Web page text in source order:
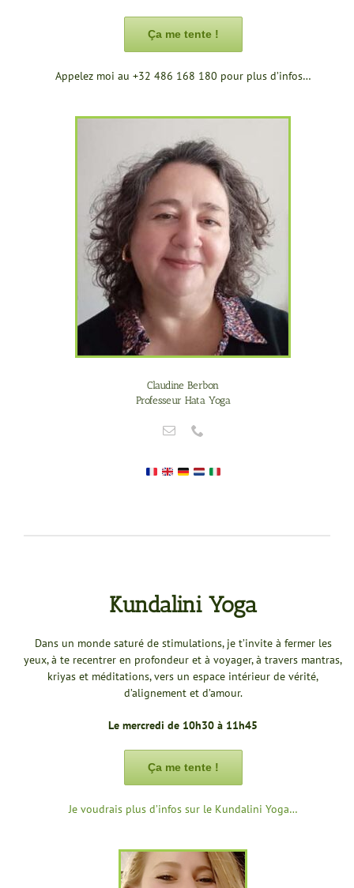
Ça me tente !
Appelez moi au +32 486 168 180 pour plus d’infos…
Claudine Berbon
Professeur Hata Yoga
Kundalini Yoga
Dans un monde saturé de stimulations, je t’invite à fermer les
yeux, à te recentrer en profondeur et à voyager, à travers mantras,
kriyas et méditations, vers un espace intérieur de vérité,
d’alignement et d’amour.
Le mercredi de 10h30 à 11h45
Ça me tente !
Je voudrais plus d’infos sur le Kundalini Yoga…